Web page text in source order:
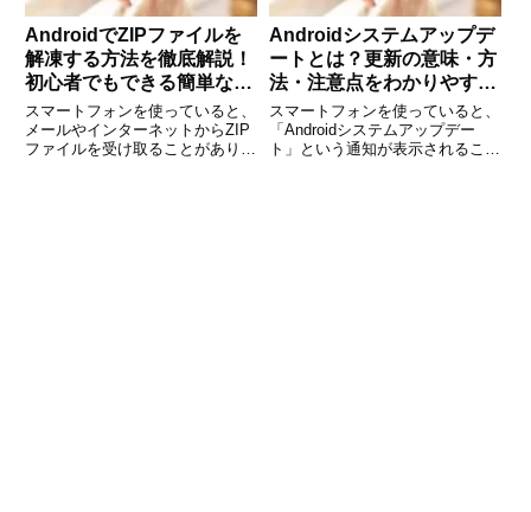
AndroidでZIPファイルを
解凍する方法を徹底解説！
初心者でもできる簡単な手
順
スマートフォンを使っていると、
メールやインターネットからZIP
ファイルを受け取ることがありま
Androidシステムアップデ
ートとは？更新の意味・方
法・注意点をわかりやすく
解説
スマートフォンを使っていると、
「Androidシステムアップデー
ト」という通知が表示されること